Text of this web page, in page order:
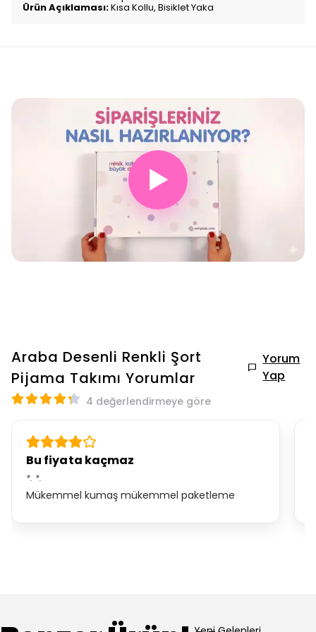
Ürün Açıklaması:Kısa Kollu, Bisiklet Yaka
▶
Araba Desenli Renkli Şort
Pijama Takımı Yorumlar
Yorum
Yap
4 değerlendirmeye göre
Bu fiyata kaçmaz
*. *.
Mükemmel kumaş mükemmel paketleme